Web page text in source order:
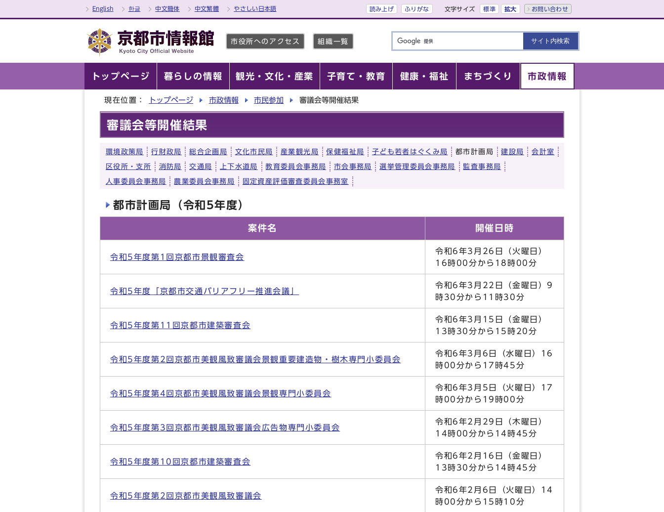
English 한글 中文簡体 中文繁體 やさしい日本語 読み上げ ふりがな 文字サイズ 標準 拡大 お問い合わせ
市役所へのアクセス 組織一覧
トップページ 暮らしの情報 観光・文化・産業 子育て・教育 健康・福祉 まちづくり 市政情報
現在位置： トップページ 市政情報 市民参加 審議会等開催結果
審議会等開催結果
環境政策局 行財政局 総合企画局 文化市民局 産業観光局 保健福祉局 子ども若者はぐくみ局 都市計画局 建設局 会計室
区役所・支所 消防局 交通局 上下水道局 教育委員会事務局 市会事務局 選挙管理委員会事務局 監査事務局
人事委員会事務局 農業委員会事務局 固定資産評価審査委員会事務室
都市計画局（令和5年度）
案件名 開催日時
令和5年度第1回京都市景観審査会
令和6年3月26日（火曜日）
16時00分から18時00分
令和5年度「京都市交通バリアフリー推進会議」
令和6年3月22日（金曜日）9
時30分から11時30分
令和5年度第11回京都市建築審査会
令和6年3月15日（金曜日）
13時30分から15時20分
令和5年度第2回京都市美観風致審議会景観重要建造物・樹木専門小委員会
令和6年3月6日（水曜日）16
時00分から17時45分
令和5年度第4回京都市美観風致審議会景観専門小委員会
令和6年3月5日（火曜日）17
時00分から19時00分
令和5年度第3回京都市美観風致審議会広告物専門小委員会
令和6年2月29日（木曜日）
14時00分から14時45分
令和5年度第10回京都市建築審査会
令和6年2月16日（金曜日）
13時30分から14時45分
令和5年度第2回京都市美観風致審議会
令和6年2月6日（火曜日）14
時00分から15時10分